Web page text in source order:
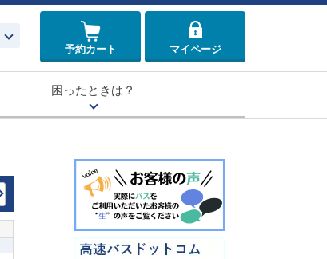
予約カート
マイページ
困ったときは？